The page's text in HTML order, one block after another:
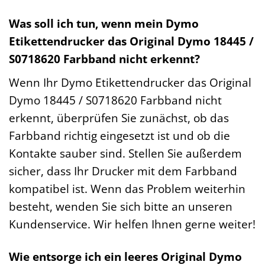
Was soll ich tun, wenn mein Dymo
Etikettendrucker das Original Dymo 18445 /
S0718620 Farbband nicht erkennt?
Wenn Ihr Dymo Etikettendrucker das Original
Dymo 18445 / S0718620 Farbband nicht
erkennt, überprüfen Sie zunächst, ob das
Farbband richtig eingesetzt ist und ob die
Kontakte sauber sind. Stellen Sie außerdem
sicher, dass Ihr Drucker mit dem Farbband
kompatibel ist. Wenn das Problem weiterhin
besteht, wenden Sie sich bitte an unseren
Kundenservice. Wir helfen Ihnen gerne weiter!
Wie entsorge ich ein leeres Original Dymo